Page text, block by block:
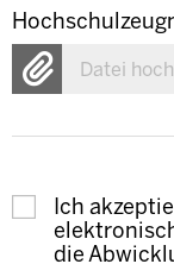
Datei
Ich
die